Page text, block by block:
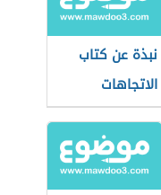
نبذة عن كتاب
الاتجاهات
الأسلوبية في
النقد العربي
الحديث